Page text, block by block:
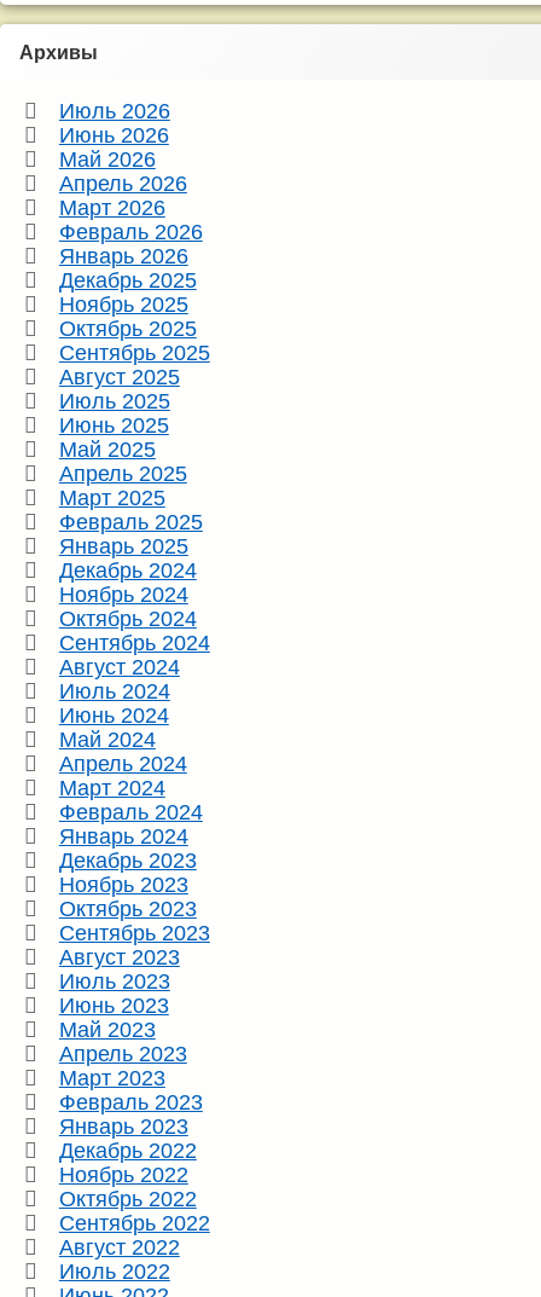
Архивы
Июль 2026
Июнь 2026
Май 2026
Апрель 2026
Март 2026
Февраль 2026
Январь 2026
Декабрь 2025
Ноябрь 2025
Октябрь 2025
Сентябрь 2025
Август 2025
Июль 2025
Июнь 2025
Май 2025
Апрель 2025
Март 2025
Февраль 2025
Январь 2025
Декабрь 2024
Ноябрь 2024
Октябрь 2024
Сентябрь 2024
Август 2024
Июль 2024
Июнь 2024
Май 2024
Апрель 2024
Март 2024
Февраль 2024
Январь 2024
Декабрь 2023
Ноябрь 2023
Октябрь 2023
Сентябрь 2023
Август 2023
Июль 2023
Июнь 2023
Май 2023
Апрель 2023
Март 2023
Февраль 2023
Январь 2023
Декабрь 2022
Ноябрь 2022
Октябрь 2022
Сентябрь 2022
Август 2022
Июль 2022